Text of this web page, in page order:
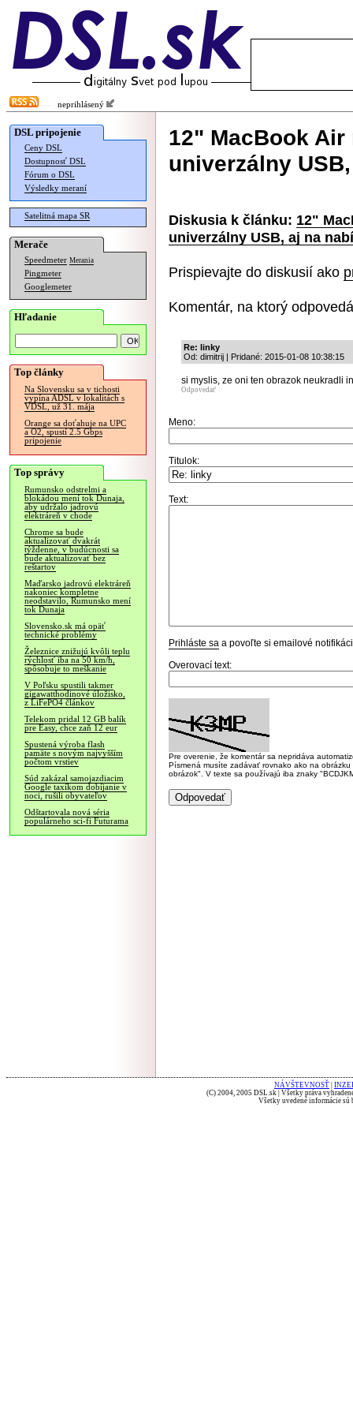
neprihlásený
DSL pripojenie
Ceny DSL
Dostupnosť DSL
Fórum o DSL
Výsledky meraní
Satelitná mapa SR
Merače
Speedmeter Merania
Pingmeter
Googlemeter
Hľadanie
Top články
Na Slovensku sa v tichosti
vypína ADSL v lokalitách s
VDSL, už 31. mája
Orange sa doťahuje na UPC
a O2, spustí 2.5 Gbps
pripojenie
Top správy
Rumunsko odstrelmi a
blokádou mení tok Dunaja,
aby udržalo jadrovú
elektráreň v chode
Chrome sa bude
aktualizovať dvakrát
týždenne, v budúcnosti sa
bude aktualizovať bez
reštartov
Maďarsko jadrovú elektráreň
nakoniec kompletne
neodstavilo, Rumunsko mení
tok Dunaja
Slovensko.sk má opäť
technické problémy
Železnice znižujú kvôli teplu
rýchlosť iba na 50 km/h,
spôsobuje to meškanie
V Poľsku spustili takmer
gigawatthodinové úložisko,
z LiFePO4 článkov
Telekom pridal 12 GB balík
pre Easy, chce zaň 12 eur
Spustená výroba flash
pamäte s novým najvyšším
počtom vrstiev
Súd zakázal samojazdiacim
Google taxíkom dobíjanie v
noci, rušili obyvateľov
Odštartovala nová séria
populárneho sci-fi Futurama
12" MacBook
univerzálny
Diskusia k článku: 12"
univerzálny USB, aj na
Prispievajte do diskusií ako
Komentár, na ktorý
Re: linky
Od: dimitrij | Pridané: 2015-01-08 10:38:15
si myslis, ze oni ten obrazok neukradli
Odpovedať
Meno:
Titulok:
Text:
Prihláste sa a povoľte si emailové
Overovací text:
Pre overenie, že komentár sa nepridáva
Písmená musíte zadávať rovnako ako na
obrázok". V texte sa používajú iba znaky
NÁVŠTEVNOSŤ
(C) 2004, 2005 DSL.sk | Všetky práva
Všetky uvedené informácie sú